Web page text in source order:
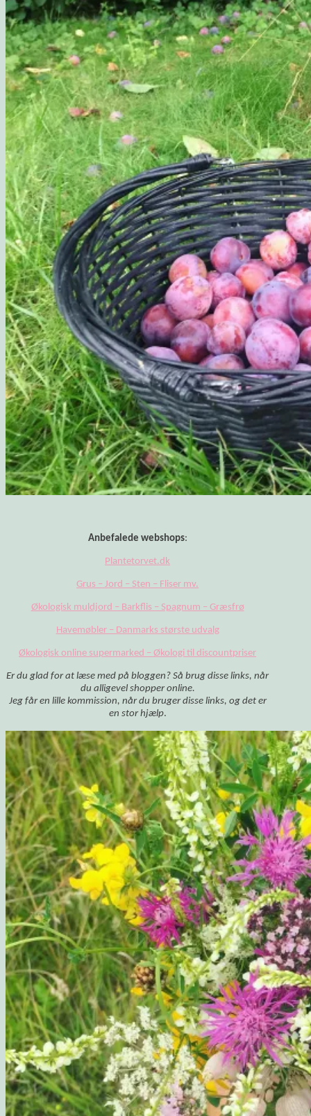
Anbefalede webshops:
Plantetorvet.dk
Grus – Jord – Sten – Fliser mv.
Økologisk muldjord – Barkflis – Spagnum – Græsfrø
Havemøbler – Danmarks største udvalg
Økologisk online supermarked – Økologi til discountpriser
Er du glad for at læse med på bloggen? Så brug disse links, når
du alligevel shopper online.
Jeg får en lille kommission, når du bruger disse links, og det er
en stor hjælp.